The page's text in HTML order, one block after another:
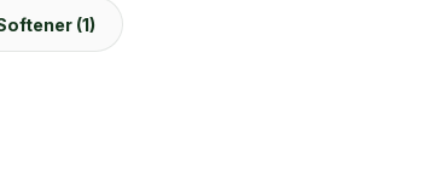
(1)